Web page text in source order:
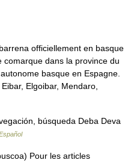
officiellement en basque
dans la province du
basque en Espagne.
Elgoibar, Mendaro,
búsqueda Deba Deva
Pour les articles